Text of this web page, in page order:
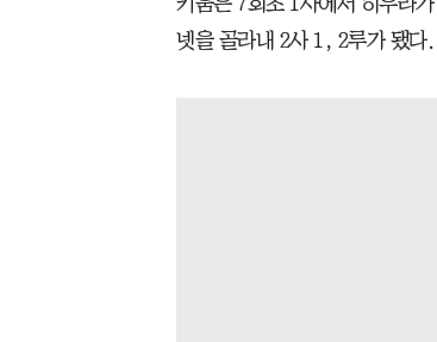
넷을 골라내 2사 1, 2루가 됐다